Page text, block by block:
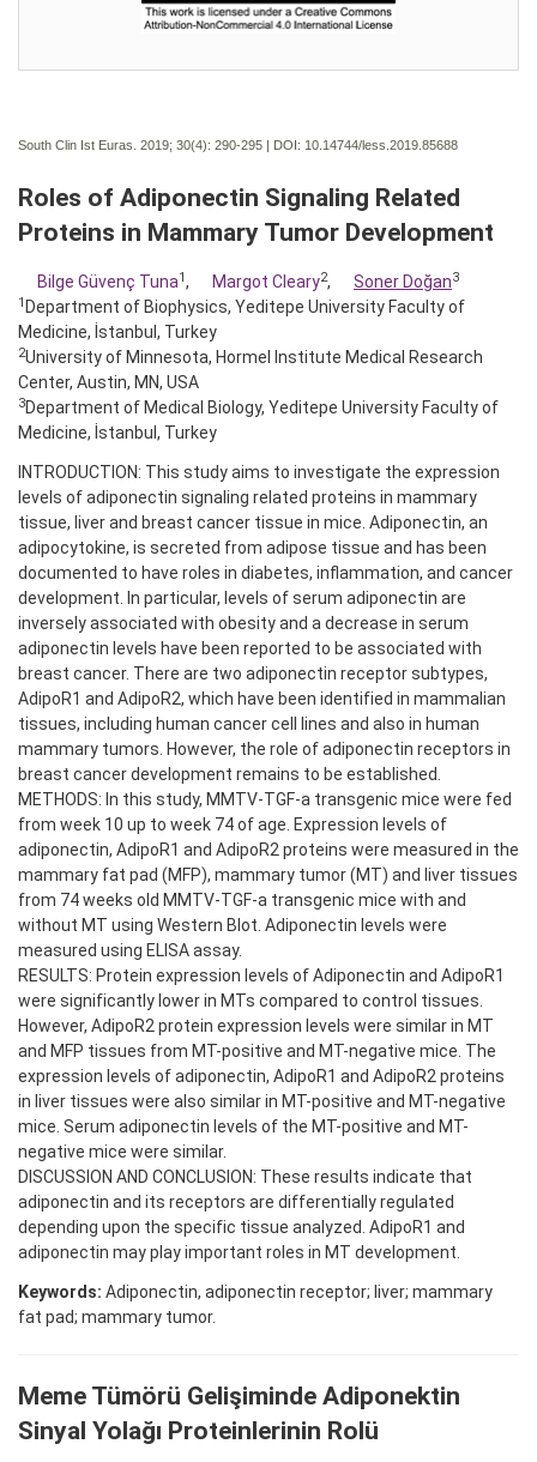
South Clin Ist Euras. 2019; 30(4): 290-295 | DOI: 10.14744/less.2019.85688
Roles of Adiponectin Signaling Related
Proteins in Mammary Tumor Development
Bilge Güvenç Tuna1, Margot Cleary2, Soner Doğan3
1 Department of Biophysics, Yeditepe University Faculty of
Medicine, İstanbul, Turkey
2University of Minnesota, Hormel Institute Medical Research
Center, Austin, MN, USA
3Department of Medical Biology, Yeditepe University Faculty of
Medicine, İstanbul, Turkey
INTRODUCTION: This study aims to investigate the expression
levels of adiponectin signaling related proteins in mammary
tissue, liver and breast cancer tissue in mice. Adiponectin, an
adipocytokine, is secreted from adipose tissue and has been
documented to have roles in diabetes, inflammation, and cancer
development. In particular, levels of serum adiponectin are
inversely associated with obesity and a decrease in serum
adiponectin levels have been reported to be associated with
breast cancer. There are two adiponectin receptor subtypes,
AdipoR1 and AdipoR2, which have been identified in mammalian
tissues, including human cancer cell lines and also in human
mammary tumors. However, the role of adiponectin receptors in
breast cancer development remains to be established.
METHODS: In this study, MMTV-TGF-a transgenic mice were fed
from week 10 up to week 74 of age. Expression levels of
adiponectin, AdipoR1 and AdipoR2 proteins were measured in the
mammary fat pad (MFP), mammary tumor (MT) and liver tissues
from 74 weeks old MMTV-TGF-a transgenic mice with and
without MT using Western Blot. Adiponectin levels were
measured using ELISA assay.
RESULTS: Protein expression levels of Adiponectin and AdipoR1
were significantly lower in MTs compared to control tissues.
However, AdipoR2 protein expression levels were similar in MT
and MFP tissues from MT-positive and MT-negative mice. The
expression levels of adiponectin, AdipoR1 and AdipoR2 proteins
in liver tissues were also similar in MT-positive and MT-negative
mice. Serum adiponectin levels of the MT-positive and MT-
negative mice were similar.
DISCUSSION AND CONCLUSION: These results indicate that
adiponectin and its receptors are differentially regulated
depending upon the specific tissue analyzed. AdipoR1 and
adiponectin may play important roles in MT development.
Keywords: Adiponectin, adiponectin receptor; liver; mammary
fat pad; mammary tumor.
Meme Tümörü Gelişiminde Adiponektin
Sinyal Yolağı Proteinlerinin Rolü